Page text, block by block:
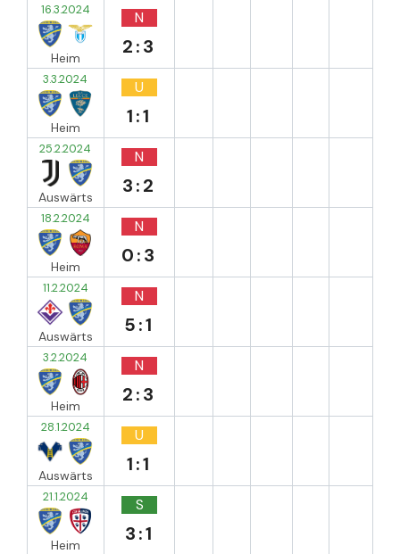
16.3.2024
Heim
N
2:3
3.3.2024
Heim
U
1:1
25.2.2024
Auswärts
N
3:2
18.2.2024
Heim
N
0:3
11.2.2024
Auswärts
N
5:1
3.2.2024
Heim
N
2:3
28.1.2024
Auswärts
U
1:1
21.1.2024
Heim
S
3:1